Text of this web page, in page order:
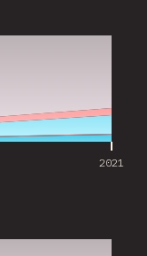
2021